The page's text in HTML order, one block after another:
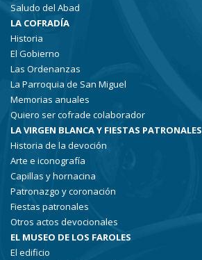
Saludo del Abad
LA COFRADÍA
Historia
El Gobierno
Las Ordenanzas
La Parroquia de San Miguel
Memorias anuales
Quiero ser cofrade colaborador
LA VIRGEN BLANCA Y FIESTAS PATRONALES
Historia de la devoción
Arte e iconografía
Capillas y hornacina
Patronazgo y coronación
Fiestas patronales
Otros actos devocionales
EL MUSEO DE LOS FAROLES
El edificio